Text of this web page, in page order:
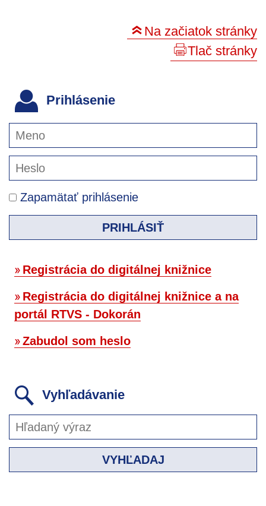
Na začiatok stránky
Tlač stránky
Prihlásenie
Zapamätať prihlásenie
PRIHLÁSIŤ
Registrácia do digitálnej knižnice
Registrácia do digitálnej knižnice a na
portál RTVS - Dokorán
Zabudol som heslo
Vyhľadávanie
VYHĽADAJ